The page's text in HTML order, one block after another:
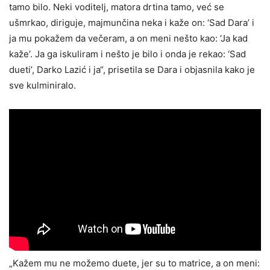
tamo bilo. Neki voditelj, matora drtina tamo, već se
ušmrkao, diriguje, majmunčina neka i kaže on: ‘Sad Dara’ i
ja mu pokažem da večeram, a on meni nešto kao: ‘Ja kad
kaže’. Ja ga iskuliram i nešto je bilo i onda je rekao: ‘Sad
dueti’, Darko Lazić i ja“, prisetila se Dara i objasnila kako je
sve kulminiralo.
„Kažem mu ne možemo duete, jer su to matrice, a on meni: